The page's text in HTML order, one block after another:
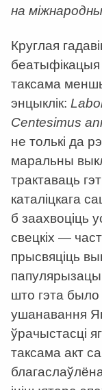
на
Круглая
таксама
энцыклік:
Centesimus
не толькі да
маральны
трактаваць
каталіцкага
б заахвоціць
свецкіх —
прысвяціць
што гэта
ушанавання
ўрачыстасці
таксама акт